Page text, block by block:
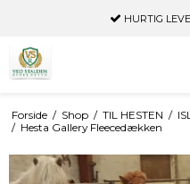
HURTIG
Forside / Shop / TIL HESTEN /
/ Hesta Gallery Fleecedækken